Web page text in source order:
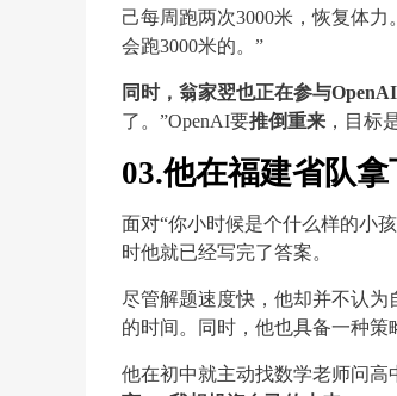
己每周跑两次3000米，恢复体
会跑3000米的。”
同时，翁家翌也正在参与
了。”OpenAI要推倒重来 ，目标
03.他在福建省队
面对“你小时候是个什么样的小
时他就已经写完了答案。
尽管解题速度快，他却并不认
的时间。同时，他也具备一种策
他在初中就主动找数学老师问高